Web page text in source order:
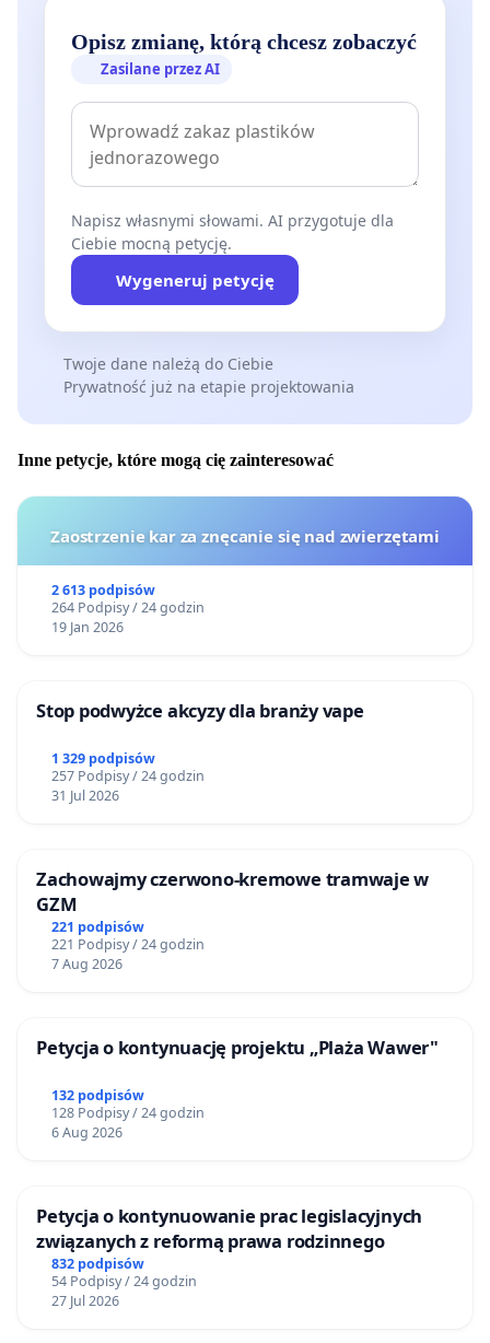
Opisz zmianę, którą chcesz zobaczyć
Zasilane przez AI
Napisz własnymi słowami. AI przygotuje dla
Ciebie mocną petycję.
Wygeneruj petycję
Twoje dane należą do Ciebie
Prywatność już na etapie projektowania
Inne petycje, które mogą cię zainteresować
Zaostrzenie kar za znęcanie się nad zwierzętami
2 613 podpisów
264 Podpisy / 24 godzin
19 Jan 2026
Stop podwyżce akcyzy dla branży vape
1 329 podpisów
257 Podpisy / 24 godzin
31 Jul 2026
Zachowajmy czerwono-kremowe tramwaje w
GZM
221 podpisów
221 Podpisy / 24 godzin
7 Aug 2026
Petycja o kontynuację projektu „Plaża Wawer"
132 podpisów
128 Podpisy / 24 godzin
6 Aug 2026
Petycja o kontynuowanie prac legislacyjnych
związanych z reformą prawa rodzinnego
832 podpisów
54 Podpisy / 24 godzin
27 Jul 2026